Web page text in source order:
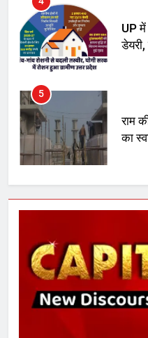
5
राम
का
6
उत्तर
बढ़ा
चुनाव